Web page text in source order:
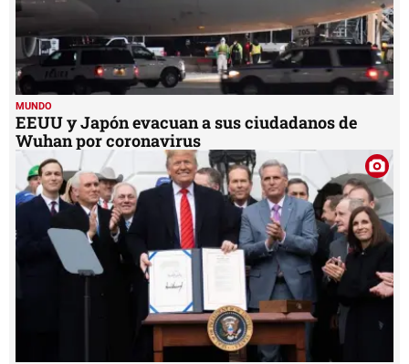
MUNDO
EEUU y Japón evacuan a sus ciudadanos de
Wuhan por coronavirus